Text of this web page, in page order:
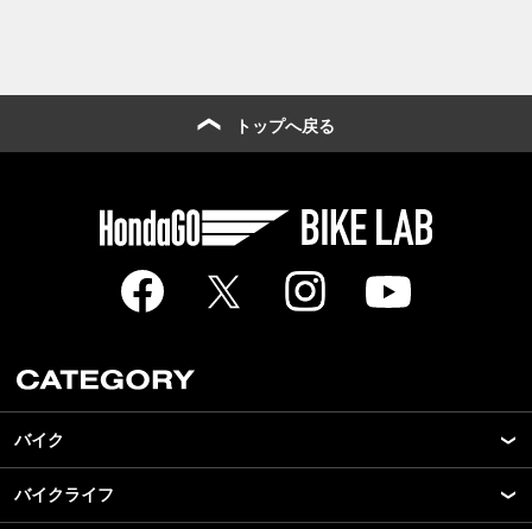
トップへ戻る
バイク
New Model Show
バイクライフ